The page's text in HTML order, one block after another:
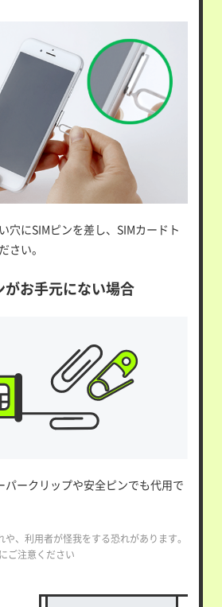
穴にSIMピンを差し、SIMカードト
さい。
がお手元にない場合
パークリップや安全ピンでも代用で
、利用者が怪我をする恐れがあります。
ご注意ください